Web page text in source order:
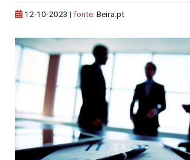
12-10-2023 | fonte: Beira.pt